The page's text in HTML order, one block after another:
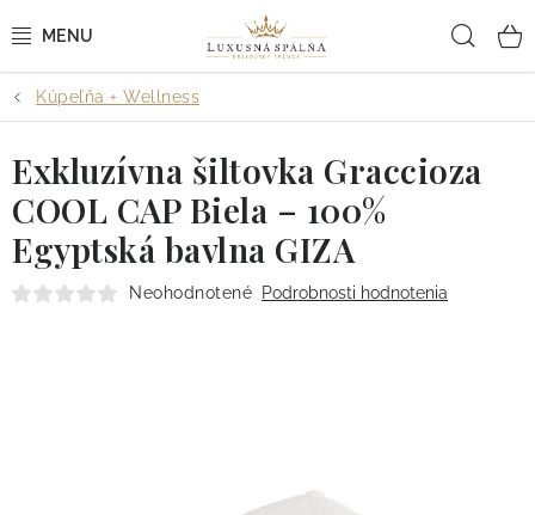
na
POSTEĽNÉ OBLIEČKY
POSTEĽNÉ PLACHTY
PREHOZY A PAPLÓNY
VANKÚŠE A OBLIEČKY
Kúpeľňa + Wellness
Exkluzívna šiltovka Graccioza
COOL CAP Biela – 100%
Egyptská bavlna GIZA
Neohodnotené Podrobnosti hodnotenia